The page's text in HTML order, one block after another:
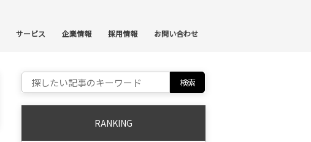
サービス 企業情報 採用情報 お問い合わせ
Search for:
RANKING